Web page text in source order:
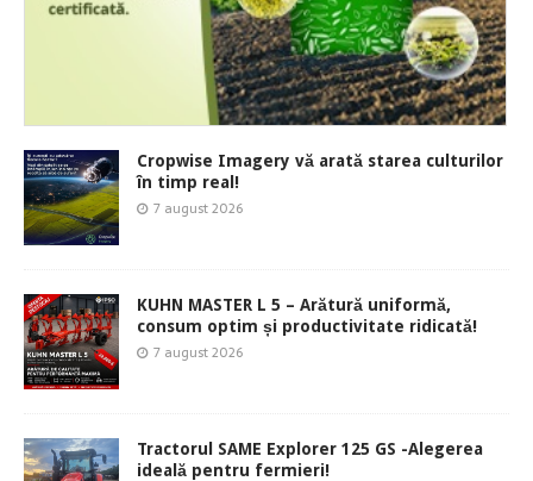
Cropwise Imagery vă arată starea culturilor
în timp real!
7 august 2026
KUHN MASTER L 5 – Arătură uniformă,
consum optim și productivitate ridicată!
7 august 2026
Tractorul SAME Explorer 125 GS -Alegerea
ideală pentru fermieri!